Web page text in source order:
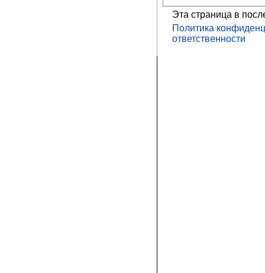
Эта страница в
Политика
ответственности